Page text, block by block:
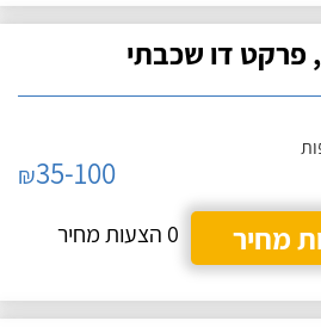
דו שכבתי
₪35-100
מחיר
0 הצעות מחיר